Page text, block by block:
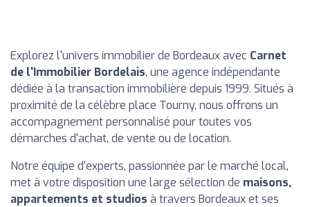
Explorez l'univers immobilier de Bordeaux avec Carnet
de l'Immobilier Bordelais, une agence indépendante
dédiée à la transaction immobilière depuis 1999. Situés à
proximité de la célèbre place Tourny, nous offrons un
accompagnement personnalisé pour toutes vos
démarches d'achat, de vente ou de location.
Notre équipe d'experts, passionnée par le marché local,
met à votre disposition une large sélection de maisons,
appartements et studios à travers Bordeaux et ses